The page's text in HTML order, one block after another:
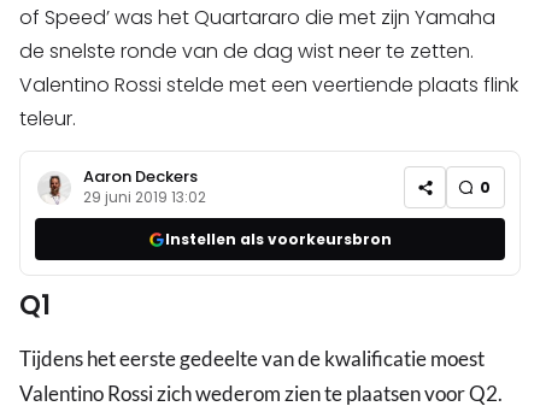
of Speed’ was het Quartararo die met zijn Yamaha
de snelste ronde van de dag wist neer te zetten.
Valentino Rossi stelde met een veertiende plaats flink
teleur.
Aaron Deckers
29 juni 2019 13:02 0
Instellen als voorkeursbron
Q1
Tijdens het eerste gedeelte van de kwalificatie moest
Valentino Rossi zich wederom zien te plaatsen voor Q2.